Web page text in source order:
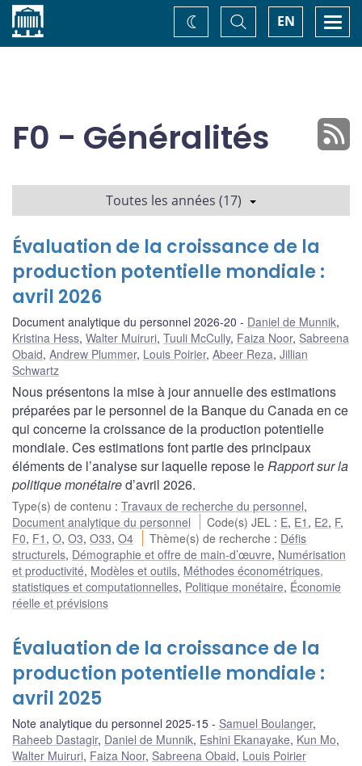
Accueil EN
Basculer
la
recherche
Changez
de
F0 - Généralités
Toutes les années (17)
Évaluation de la croissance de la
production potentielle mondiale :
avril 2026
Document analytique du personnel 2026-20 Daniel de Munnik,
Kristina Hess, Walter Muiruri, Tuuli McCully, Faiza Noor, Sabreena
Obaid, Andrew Plummer, Louis Poirier, Abeer Reza, Jillian
Schwartz
Nous présentons la mise à jour annuelle des estimations
préparées par le personnel de la Banque du Canada en ce
qui concerne la croissance de la production potentielle
mondiale. Ces estimations font partie des principaux
éléments de l’analyse sur laquelle repose leRapport sur la
politique monétaired’avril 2026.
Type(s) de contenu : Travaux de recherche du personnel,
Document analytique du personnel
Code(s) JEL : E, E1 , E2, F,
F0, F1 , O, O3, O33, O4 Thème(s) de recherche : Défis
structurels, Démographie et offre de main-d’œuvre, Numérisation
et productivité, Modèles et outils, Méthodes économétriques,
statistiques et computationnelles, Politique monétaire, Économie
réelle et prévisions
Évaluation de la croissance de la
production potentielle mondiale :
avril 2025
Note analytique du personnel 2025-15 Samuel Boulanger,
Raheeb Dastagir, Daniel de Munnik, Eshini Ekanayake, Kun Mo,
Walter Muiruri, Faiza Noor, Sabreena Obaid, Louis Poirier